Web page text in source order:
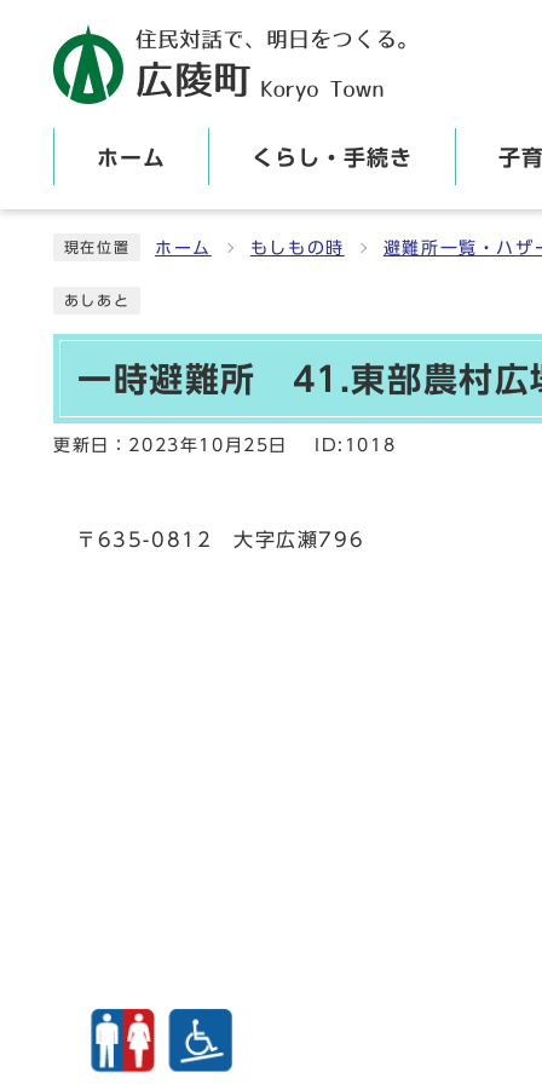
ホーム くらし・手続き 子
現在位置 ホーム もしもの時 避難所一覧・ハザ
あしあと
一時避難所 41.東部農村広
更新日： 2023年10月25日 ID:1018
〒635-0812 大字広瀬796